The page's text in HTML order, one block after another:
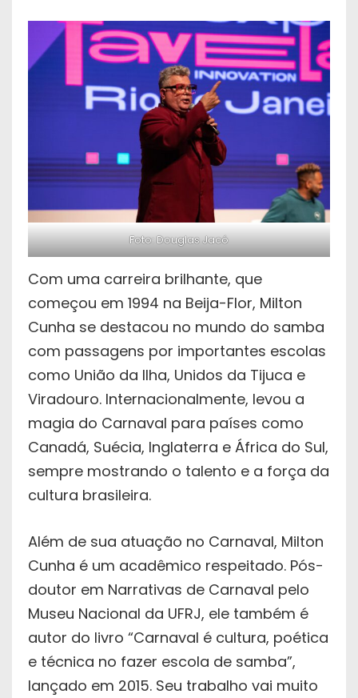
Foto: Douglas Jacó
Com uma carreira brilhante, que
começou em 1994 na Beija-Flor, Milton
Cunha se destacou no mundo do samba
com passagens por importantes escolas
como União da Ilha, Unidos da Tijuca e
Viradouro. Internacionalmente, levou a
magia do Carnaval para países como
Canadá, Suécia, Inglaterra e África do Sul,
sempre mostrando o talento e a força da
cultura brasileira.
Além de sua atuação no Carnaval, Milton
Cunha é um acadêmico respeitado. Pós-
doutor em Narrativas de Carnaval pelo
Museu Nacional da UFRJ, ele também é
autor do livro “Carnaval é cultura, poética
e técnica no fazer escola de samba”,
lançado em 2015. Seu trabalho vai muito